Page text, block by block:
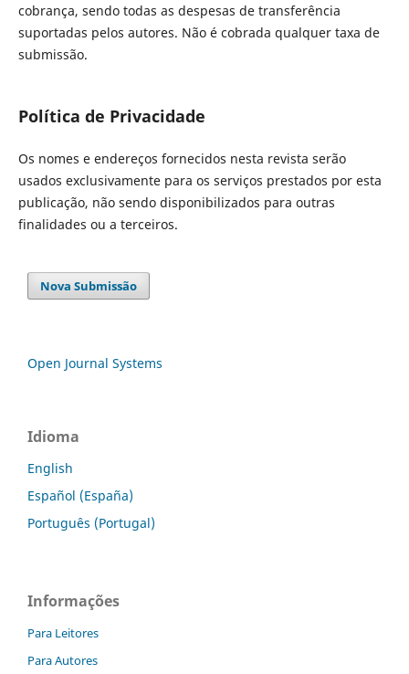
cobrança, sendo todas as despesas de transferência
suportadas pelos autores. Não é cobrada qualquer taxa de
submissão.
Política de Privacidade
Os nomes e endereços fornecidos nesta revista serão
usados exclusivamente para os serviços prestados por esta
publicação, não sendo disponibilizados para outras
finalidades ou a terceiros.
Nova Submissão
Open Journal Systems
Idioma
English
Español (España)
Português (Portugal)
Informações
Para Leitores
Para Autores